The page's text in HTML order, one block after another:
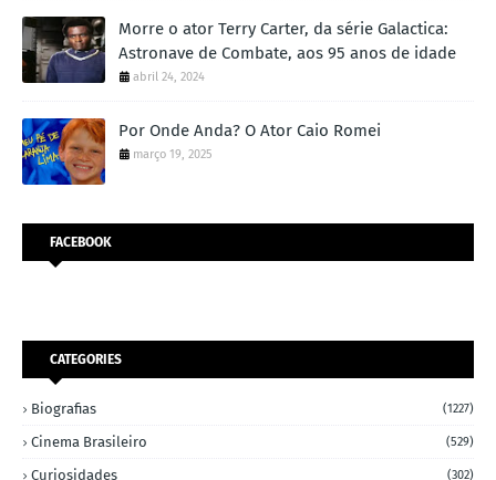
Morre o ator Terry Carter, da série Galactica:
Astronave de Combate, aos 95 anos de idade
abril 24, 2024
Por Onde Anda? O Ator Caio Romei
março 19, 2025
FACEBOOK
CATEGORIES
Biografias (1227)
Cinema Brasileiro (529)
Curiosidades (302)